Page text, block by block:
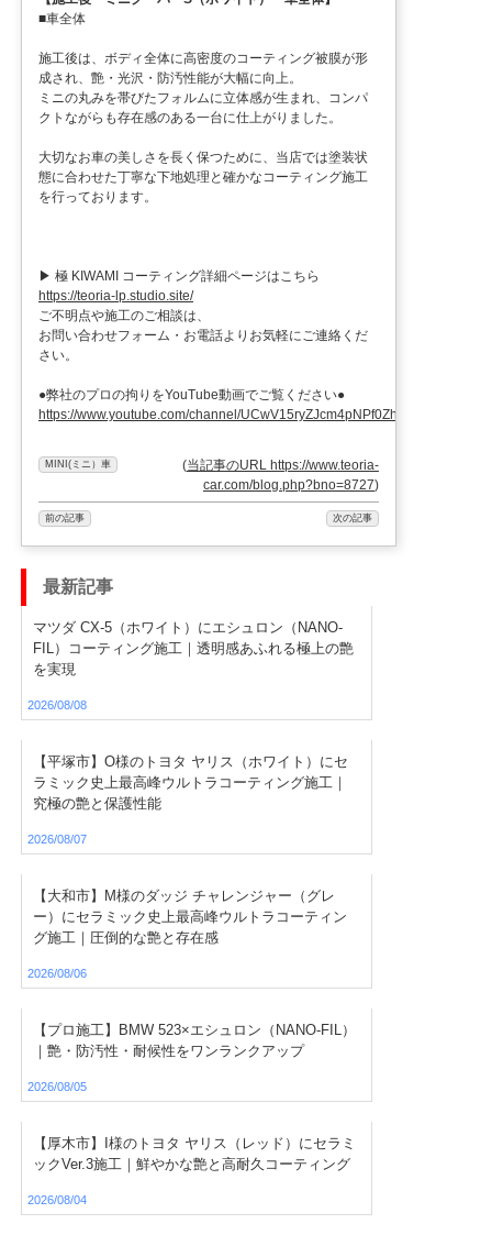
■車全体
施工後は、ボディ全体に高密度のコーティング被膜が形
成され、艶・光沢・防汚性能が大幅に向上。
ミニの丸みを帯びたフォルムに立体感が生まれ、コンパ
クトながらも存在感のある一台に仕上がりました。
大切なお車の美しさを長く保つために、当店では塗装状
態に合わせた丁寧な下地処理と確かなコーティング施工
を行っております。
▶︎ 極 KIWAMI コーティング詳細ページはこちら
https://teoria-lp.studio.site/
ご不明点や施工のご相談は、
お問い合わせフォーム・お電話よりお気軽にご連絡くだ
さい。
●弊社のプロの拘りをYouTube動画でご覧ください●
https://www.youtube.com/channel/UCwV15ryZJcm4pNPf0ZhXu9g
MINI(ミニ）車 (当記事のURL https://www.teoria-
car.com/blog.php?bno=8727)
前の記事 次の記事
最新記事
マツダ CX-5（ホワイト）にエシュロン（NANO-
FIL）コーティング施工｜透明感あふれる極上の艶
を実現
2026/08/08
【平塚市】O様のトヨタ ヤリス（ホワイト）にセ
ラミック史上最高峰ウルトラコーティング施工｜
究極の艶と保護性能
2026/08/07
【大和市】M様のダッジ チャレンジャー（グレ
ー）にセラミック史上最高峰ウルトラコーティン
グ施工｜圧倒的な艶と存在感
2026/08/06
【プロ施工】BMW 523×エシュロン（NANO-FIL）
｜艶・防汚性・耐候性をワンランクアップ
2026/08/05
【厚木市】I様のトヨタ ヤリス（レッド）にセラミ
ックVer.3施工｜鮮やかな艶と高耐久コーティング
2026/08/04